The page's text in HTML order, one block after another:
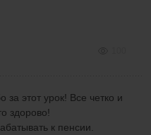
этот урок! Все четко и
здорово!
к пенсии.